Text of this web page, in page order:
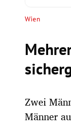
Wien
Zwei
Männer